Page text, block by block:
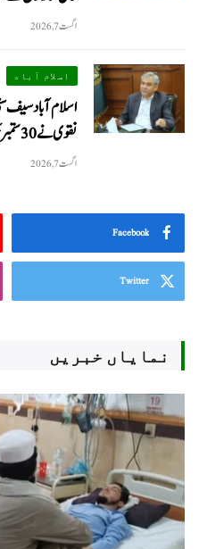
اگست 7, 2026
اسلام آباد
نقوی نے 30 ستمبر تک تکمیل کا ہدف مقرر کر دیا
اگست 7, 2026
Facebook
Twitter
نمایاں خبریں